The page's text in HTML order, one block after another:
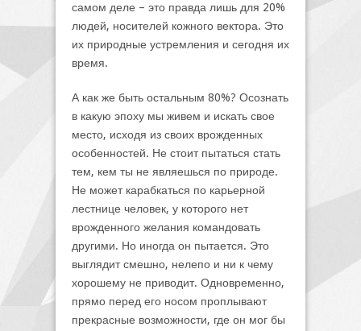
самом деле – это правда лишь для 20%
людей, носителей кожного вектора. Это
их природные устремления и сегодня их
время.
А как же быть остальным 80%? Осознать
в какую эпоху мы живем и искать свое
место, исходя из своих врожденных
особенностей. Не стоит пытаться стать
тем, кем ты не являешься по природе.
Не может карабкаться по карьерной
лестнице человек, у которого нет
врожденного желания командовать
другими. Но иногда он пытается. Это
выглядит смешно, нелепо и ни к чему
хорошему не приводит. Одновременно,
прямо перед его носом проплывают
прекрасные возможности, где он мог бы